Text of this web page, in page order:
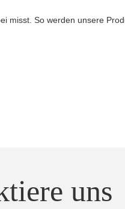
So werden unsere
uns